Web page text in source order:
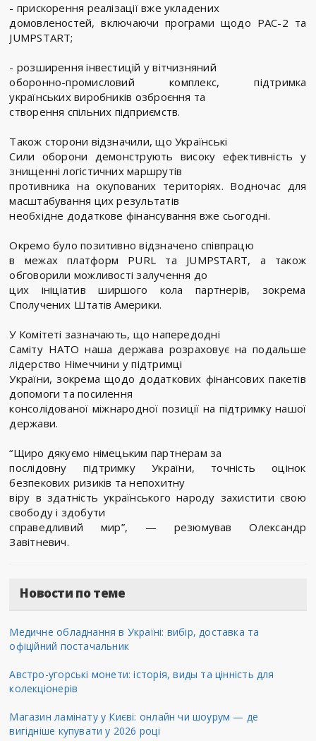
- прискорення реалізації вже укладених
домовленостей, включаючи програми щодо PAC-2 та
JUMPSTART;
- розширення інвестицій у вітчизняний
оборонно-промисловий комплекс, підтримка
українських виробників озброєння та
створення спільних підприємств.
Також сторони відзначили, що Українські
Сили оборони демонструють високу ефективність у
знищенні логістичних маршрутів
противника на окупованих територіях. Водночас для
масштабування цих результатів
необхідне додаткове фінансування вже сьогодні.
Окремо було позитивно відзначено співпрацю
в межах платформ PURL та JUMPSTART, а також
обговорили можливості залучення до
цих ініціатив ширшого кола партнерів, зокрема
Сполучених Штатів Америки.
У Комітеті зазначають, що напередодні
Саміту НАТО наша держава розраховує на подальше
лідерство Німеччини у підтримці
України, зокрема щодо додаткових фінансових пакетів
допомоги та посилення
консолідованої міжнародної позиції на підтримку нашої
держави.
“Щиро дякуємо німецьким партнерам за
послідовну підтримку України, точність оцінок
безпекових ризиків та непохитну
віру в здатність українського народу захистити свою
свободу і здобути
справедливий мир”, — резюмував Олександр
Завітневич.
Новости по теме
Медичне обладнання в Україні: вибір, доставка та
офіційний постачальник
Австро-угорські монети: історія, виды та цінність для
колекціонерів
Магазин ламінату у Києві: онлайн чи шоурум — де
вигідніше купувати у 2026 році